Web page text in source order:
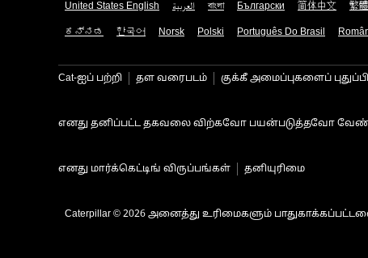
United States English العربية বাংলা Български 简体中文 繁
ಕನ್ನಡ 한국어 Norsk Polski Português Do Brasil
Cat-ஐப் பற்றி தள வரைபடம் குக்கீ அமைப்புகளைப் புதுப்பி
எனது தனிப்பட்ட தகவலை விற்கவோ பயன்படுத்தவோ
எனது மார்க்கெட்டிங் விருப்பங்கள் தனியுரிமை
Caterpillar © 2026 அனைத்து உரிமைகளும்